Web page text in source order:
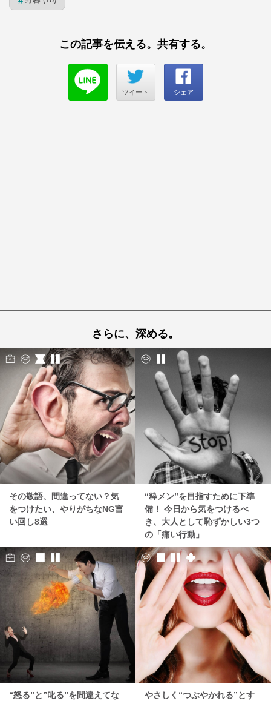
この記事を伝える。共有する。
ツイート シェア
さらに、深める。
その敬語、間違ってない？気
をつけたい、やりがちなNG言
い回し8選
“粋メン”を目指すために下準
備！ 今日から気をつけるべ
き、大人として恥ずかしい3つ
の「痛い行動」
“怒る”と”叱る”を間違えてな
やさしく“つぶやかれる”とす